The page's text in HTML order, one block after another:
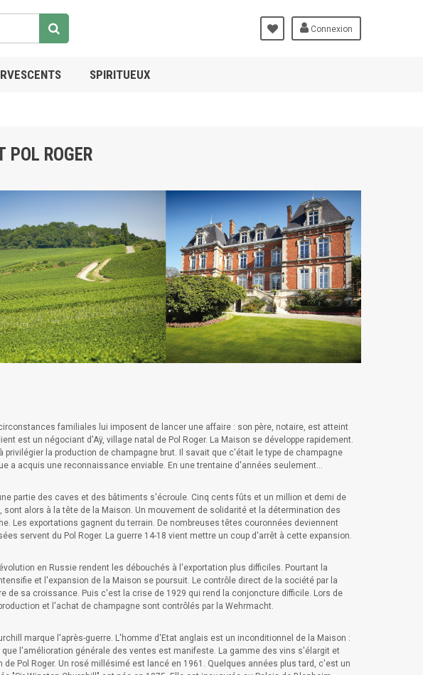
Connexion
SPIRITUEUX
POL ROGER
familiales lui imposent de lancer une affaire : son père, notaire, est atteint
est un négociant d'Aÿ, village natal de Pol Roger. La Maison se développe rapidement.
privilégier la production de champagne brut. Il savait que c'était le type de champagne
a acquis une reconnaissance enviable. En une trentaine d'années seulement...
partie des caves et des bâtiments s'écroule. Cinq cents fûts et un million et demi de
sont alors à la tête de la Maison. Un mouvement de solidarité et la détermination des
Les exportations gagnent du terrain. De nombreuses têtes couronnées deviennent
servent du Pol Roger. La guerre 14-18 vient mettre un coup d'arrêt à cette expansion.
en Russie rendent les débouchés à l'exportation plus difficiles. Pourtant la
et l'expansion de la Maison se poursuit. Le contrôle direct de la société par la
sa croissance. Puis c'est la crise de 1929 qui rend la conjoncture difficile. Lors de
et l'achat de champagne sont contrôlés par la Wehrmacht.
marque l'après-guerre. L'homme d'Etat anglais est un inconditionnel de la Maison :
l'amélioration générale des ventes est manifeste. La gamme des vins s'élargit et
Pol Roger. Un rosé millésimé est lancé en 1961. Quelques années plus tard, c'est un